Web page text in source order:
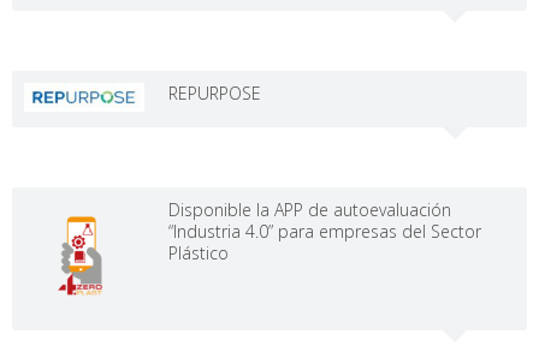
REPURPOSE
Disponible la APP de autoevaluación
“Industria 4.0” para empresas del Sector
Plástico